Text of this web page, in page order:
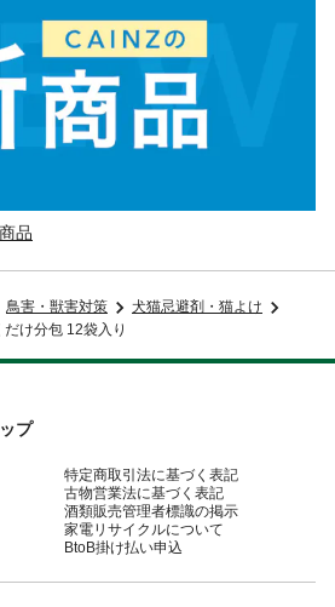
品
鳥害・獣害対策
犬猫忌避剤・猫よけ
け分包 12袋入り
プ
特定商取引法に基づく表記
古物営業法に基づく表記
酒類販売管理者標識の掲示
家電リサイクルについて
BtoB掛け払い申込